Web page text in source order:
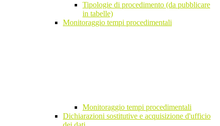
Tipologie di procedimento (da pubblicare
in tabelle)
Monitoraggio tempi procedimentali
Monitoraggio tempi procedimentali
Dichiarazioni sostitutive e acquisizione d'ufficio